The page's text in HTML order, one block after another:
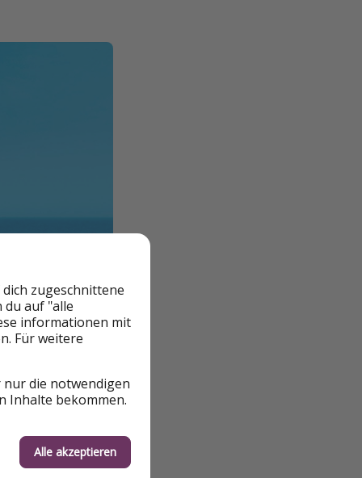
zugeschnittene
du auf "alle
informationen mit
Für weitere
nur die notwendigen
Inhalte bekommen.
Alle akzeptieren